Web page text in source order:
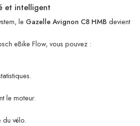
et intelligent
le Gazelle Avignon C8 HMB devient
eBike Flow, vous pouvez :
le moteur.
vélo.